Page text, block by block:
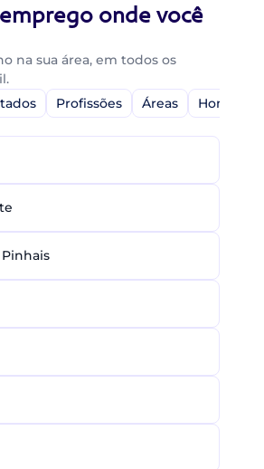
onde você
na sua área, em todos os
Profissões Áreas Home-
Pinhais